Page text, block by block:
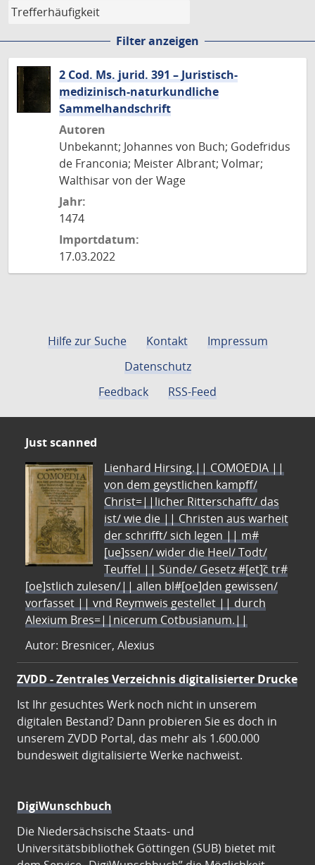
Filter anzeigen
2 Cod. Ms. jurid. 391 – Juristisch-
medizinisch-naturkundliche
Sammelhandschrift
Autoren
Unbekannt; Johannes von Buch; Godefridus
de Franconia; Meister Albrant; Volmar;
Walthisar von der Wage
Jahr:
1474
Importdatum:
17.03.2022
Hilfe zur Suche Kontakt
Impressum
Datenschutz
Feedback
RSS-Feed
Just scanned
Lienhard Hirsing.|| COMOEDIA ||
von dem geystlichen kampff/
Christ=||licher Ritterschafft/ das
ist/ wie die || Christen aus warheit
der schrifft/ sich legen || m#
[ue]ssen/ wider die Heel/ Todt/
Teuffel || Sünde/ Gesetz #[et]c̃ tr#
[oe]stlich zulesen/|| allen bl#[oe]den gewissen/
vorfasset || vnd Reymweis gestellet || durch
Alexium Bres=||nicerum Cotbusianum.||
Autor: Bresnicer, Alexius
ZVDD - Zentrales Verzeichnis digitalisierter Drucke
Ist Ihr gesuchtes Werk noch nicht in unserem
digitalen Bestand? Dann probieren Sie es doch in
unserem ZVDD Portal, das mehr als 1.600.000
bundesweit digitalisierte Werke nachweist.
DigiWunschbuch
Die Niedersächsische Staats- und
Universitätsbibliothek Göttingen (SUB) bietet mit